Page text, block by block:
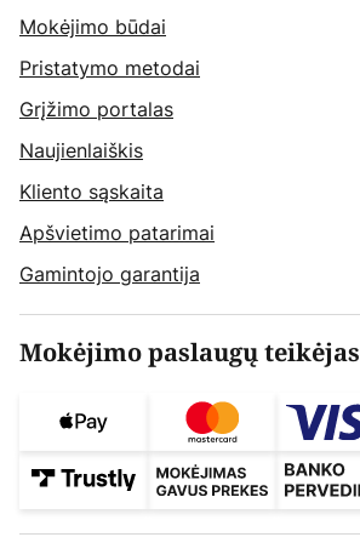
Mokėjimo būdai
Pristatymo metodai
Grįžimo portalas
Naujienlaiškis
Kliento sąskaita
Apšvietimo patarimai
Gamintojo garantija
Mokėjimo paslaugų teikėjas